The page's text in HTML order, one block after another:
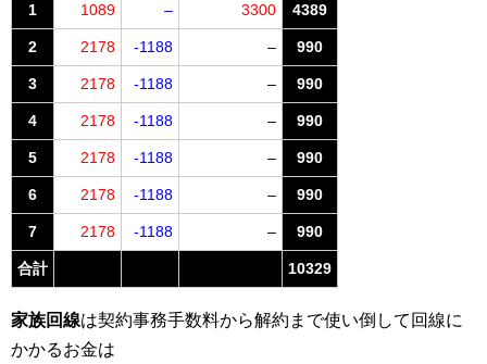
1 1089 – 3300 4389
2 2178 -1188 – 990
3 2178 -1188 – 990
4 2178 -1188 – 990
5 2178 -1188 – 990
6 2178 -1188 – 990
7 2178 -1188 – 990
合計 10329
家族回線は契約事務手数料から解約まで使い倒して回線に
かかるお金は